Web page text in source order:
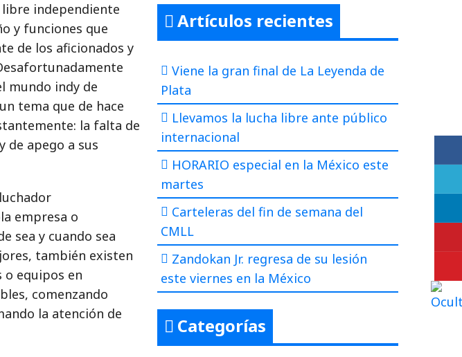
libre independiente
y funciones que
de los aficionados y
mundo indy de
tema que de hace
la falta de
de apego a sus
empresa o
sea y cuando sea
también existen
o equipos en
comenzando
la atención de
Artículos recientes
Viene la gran final de La Leyenda de
Plata
Llevamos la lucha libre ante público
internacional
HORARIO especial en la México este
martes
Carteleras del fin de semana del
CMLL
Zandokan Jr. regresa de su lesión
este viernes en la México
Categorías